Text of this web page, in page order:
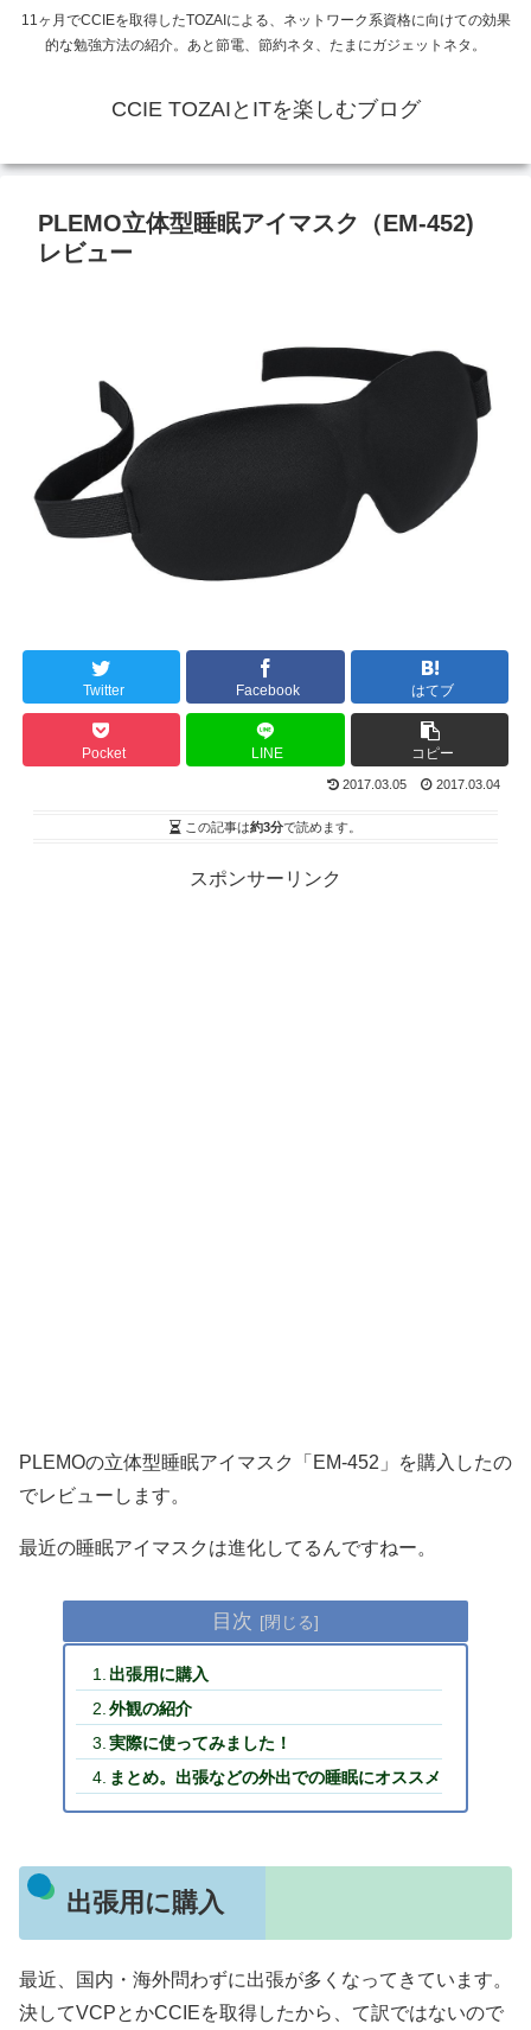
11ヶ月でCCIEを取得したTOZAIによる、ネットワーク系資格に向けての効果
的な勉強方法の紹介。あと節電、節約ネタ、たまにガジェットネタ。
CCIE TOZAIとITを楽しむブログ
PLEMO立体型睡眠アイマスク（EM-452)
レビュー
Twitter Facebook はてブ
Pocket LINE コピー
2017.03.05 2017.03.04
この記事は約3分で読めます。
スポンサーリンク
PLEMOの立体型睡眠アイマスク「EM-452」を購入したの
でレビューします。
最近の睡眠アイマスクは進化してるんですねー。
目次
出張用に購入
外観の紹介
実際に使ってみました！
まとめ。出張などの外出での睡眠にオススメ
出張用に購入
最近、国内・海外問わずに出張が多くなってきています。
決してVCPとかCCIEを取得したから、て訳ではないので